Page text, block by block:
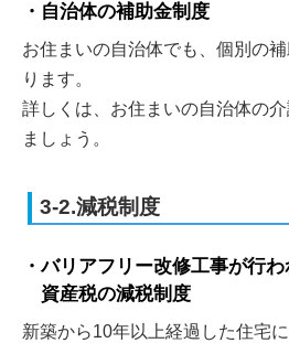
自治体の補助金制度
お住まいの自治体でも、個別の
ります。
詳しくは、お住まいの自治体の
ましょう。
3-2.減税制度
バリアフリー改修工事が行
資産税の減税制度
新築から10年以上経過した住宅